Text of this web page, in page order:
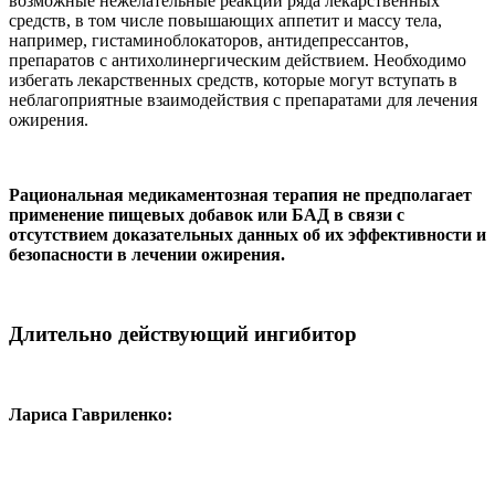
средств, в том числе повышающих аппетит и массу тела,
например, гистаминоблокаторов, антидепрессантов,
препаратов с антихолинергическим действием. Необходимо
избегать лекарственных средств, которые могут вступать в
неблагоприятные взаимодействия с препаратами для лечения
ожирения.
Рациональная медикаментозная терапия не предполагает
применение пищевых добавок или БАД в связи с
отсутствием доказательных данных об их эффективности и
безопасности в лечении ожирения.
Длительно действующий ингибитор
Лариса Гавриленко: